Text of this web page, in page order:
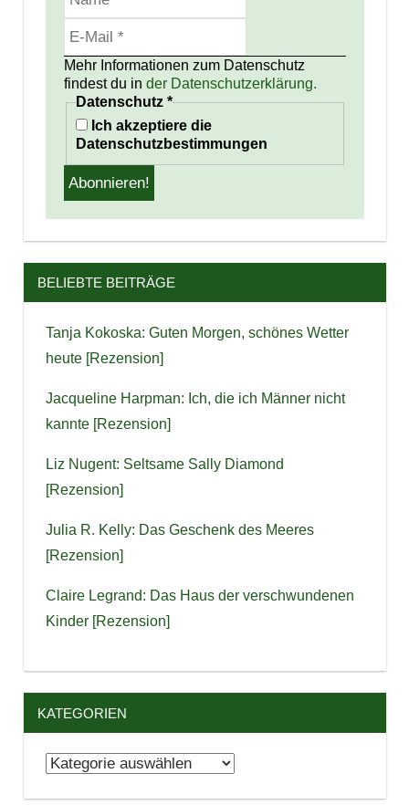
Mehr Informationen zum Datenschutz
findest du in der Datenschutzerklärung.
Datenschutz *
Ich akzeptiere die
Datenschutzbestimmungen
BELIEBTE BEITRÄGE
Tanja Kokoska: Guten Morgen, schönes Wetter
heute [Rezension]
Jacqueline Harpman: Ich, die ich Männer nicht
kannte [Rezension]
Liz Nugent: Seltsame Sally Diamond
[Rezension]
Julia R. Kelly: Das Geschenk des Meeres
[Rezension]
Claire Legrand: Das Haus der verschwundenen
Kinder [Rezension]
KATEGORIEN
Kategorien